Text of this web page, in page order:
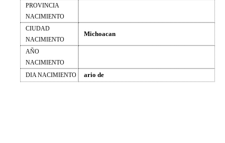
PROVINCIA
NACIMIENTO
CIUDAD
NACIMIENTO
Michoacan
AÑO
NACIMIENTO
DIA NACIMIENTO
ario de